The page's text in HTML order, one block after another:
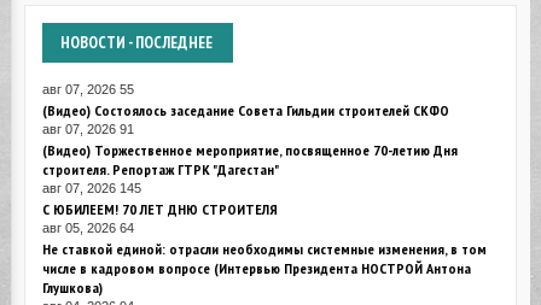
НОВОСТИ - ПОСЛЕДНЕЕ
авг 07, 2026 55
(Видео) Состоялось заседание Совета Гильдии строителей СКФО
авг 07, 2026 91
(Видео) Торжественное мероприятие, посвященное 70-летию Дня
строителя. Репортаж ГТРК "Дагестан"
авг 07, 2026 145
С ЮБИЛЕЕМ! 70 ЛЕТ ДНЮ СТРОИТЕЛЯ
авг 05, 2026 64
Не ставкой единой: отрасли необходимы системные изменения, в том
числе в кадровом вопросе (Интервью Президента НОСТРОЙ Антона
Глушкова)